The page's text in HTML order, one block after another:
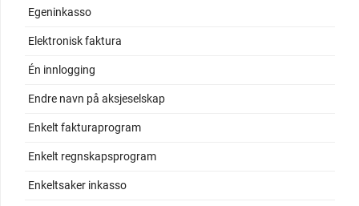
Egeninkasso
Elektronisk faktura
Én innlogging
Endre navn på aksjeselskap
Enkelt fakturaprogram
Enkelt regnskapsprogram
Enkeltsaker inkasso